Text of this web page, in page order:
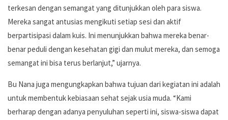
terkesan dengan semangat yang ditunjukkan oleh para siswa.
Mereka sangat antusias mengikuti setiap sesi dan aktif
berpartisipasi dalam kuis. Ini menunjukkan bahwa mereka benar-
benar peduli dengan kesehatan gigi dan mulut mereka, dan semoga
semangat ini bisa terus berlanjut,” ujarnya.
Bu Nana juga mengungkapkan bahwa tujuan dari kegiatan ini adalah
untuk membentuk kebiasaan sehat sejak usia muda. “Kami
berharap dengan adanya penyuluhan seperti ini, siswa-siswa dapat